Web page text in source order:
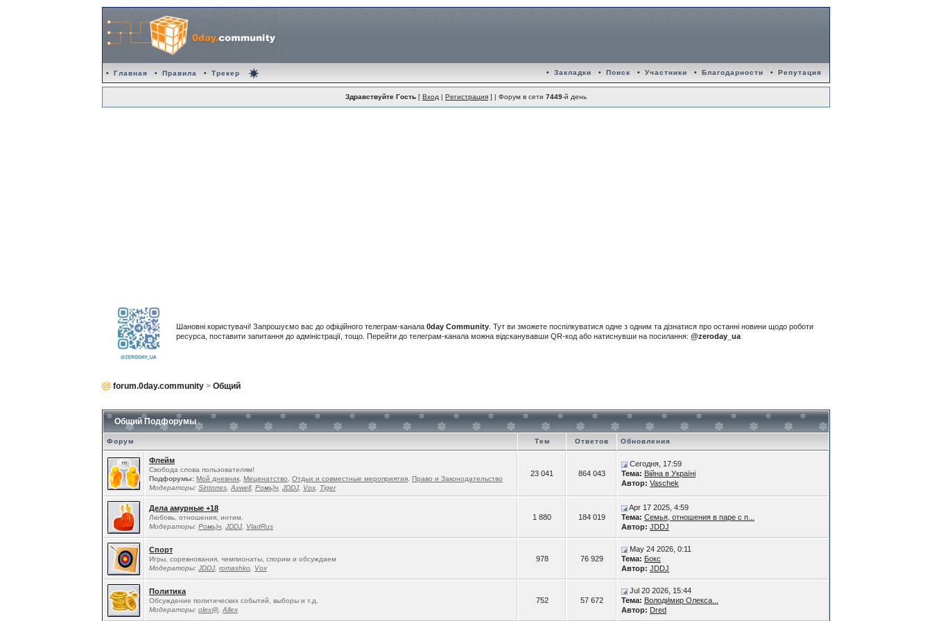
• Главная • Правила • Трекер • Закладки • Поиск • Участники • Благодарности • Репутация
Здравствуйте Гость [ Вход | Регистрация ] | Форум в сети 7449-й день
Шановні користувачі! Запрошуємо вас до офіційного телеграм-канала 0day Community . Тут ви зможете поспілкуватися одне з одним та дізнатися про останні новини щодо роботи
ресурса, поставити запитання до адміністрації, тощо. Перейти до телеграм-канала можна відсканувавши QR-код або натиснувши на посилання: @zeroday_ua
forum.0day.community > Общий
Общий Подфорумы
Форум Тем Ответов Обновления
Флейм
Свобода слова пользователям!
Подфорумы: Мой дневник, Меценатство, Отдых и совместные мероприятия, Право и Законодательство
Модераторы: Sintorres,Ахwell, Ромь)ч, JDDJ, Vox, Tiger
23 041 864 043
Сегодня, 17:59
Тема: Війна в Україні
Автор: Vaschek
Дела амурные +18
Любовь, отношения, интим.
Модераторы: Ромь)ч, JDDJ, VladRus
1 880 184 019
Apr 17 2025, 4:59
Тема: Семья, отношения в паре с п...
Автор: JDDJ
Спорт
Игры, соревнования, чемпионаты, спорим и обсуждаем
Модераторы: JDDJ, romashko, Vox
978 76 929
May 24 2026, 0:11
Тема: Бокс
Автор: JDDJ
Политика
Обсуждение политических событий, выборы и т.д.
Модераторы: olex@,Allex
752 57 672
Jul 20 2026, 15:44
Тема: Володи́мир Олекса...
Автор: Dred